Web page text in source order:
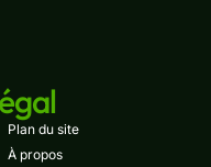
Plan du site
À propos